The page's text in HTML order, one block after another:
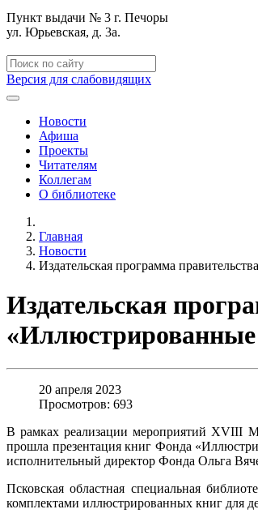
Пункт выдачи № 3 г. Печоры
ул. Юрьевская, д. 3а.
Версия для слабовидящих
Новости
Афиша
Проекты
Читателям
Коллегам
О библиотеке
Главная
Новости
Издательская программа
Издательская
20 апреля 2023
Просмотров: 693
В рамках реализации мероприятий XVIII
прошла презентация книг Фонда
исполнительный директор Фонда Ольга
Псковская областная специальная
комплектами иллюстрированных книг для